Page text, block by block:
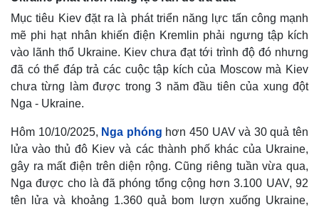
Mục tiêu Kiev đặt ra là phát triển năng lực tấn công mạnh
mẽ phi hạt nhân khiến điện Kremlin phải ngưng tập kích
vào lãnh thổ Ukraine. Kiev chưa đạt tới trình độ đó nhưng
đã có thể đáp trả các cuộc tập kích của Moscow mà Kiev
chưa từng làm được trong 3 năm đầu tiên của xung đột
Nga - Ukraine.
Hôm 10/10/2025, Nga phóng hơn 450 UAV và 30 quả tên
lửa vào thủ đô Kiev và các thành phố khác của Ukraine,
gây ra mất điện trên diện rộng. Cũng riêng tuần vừa qua,
Nga được cho là đã phóng tổng cộng hơn 3.100 UAV, 92
tên lửa và khoảng 1.360 quả bom lượn xuống Ukraine,